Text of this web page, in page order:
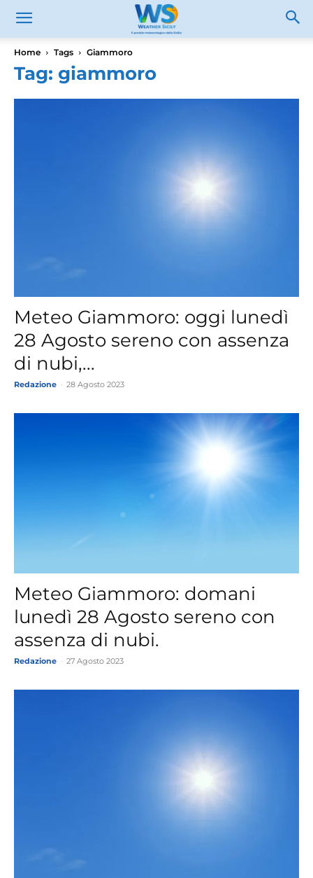
Home Tags Giammoro
Tag: giammoro
Meteo Giammoro: oggi lunedì
28 Agosto sereno con assenza
di nubi,...
Redazione 28 Agosto 2023
Meteo Giammoro: domani
lunedì 28 Agosto sereno con
assenza di nubi.
Redazione 27 Agosto 2023